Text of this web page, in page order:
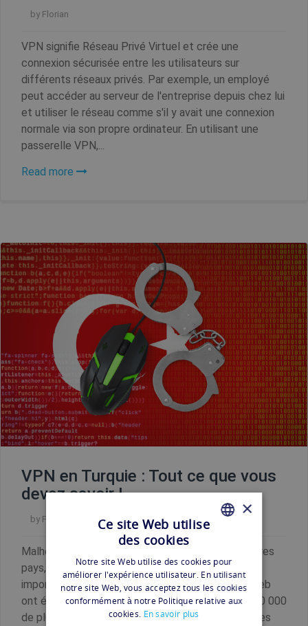
by Florian
VPN signifie Réseau Privé Virtuel et crée une
connexion sécurisée entre les utilisateurs sur
différents réseaux privés. Par exemple, un employé
peut accéder au serveur de l'entreprise depuis chez lui
et utiliser le réseau comme s'il y avait une connexion
normale via son propre ordinateur. En utilisant une
passerelle VPN,...
Read more
VPN en Turquie : Tout ce que vous
devez savoir !
by Florian
Malheureusement, comme en Chine et dans d'autres
pays, la Turquie connaît une censure internet
importante. Depuis 2013, presque 30 000 sites web
ont été bloqués par le gouvernement turc ; soit 10 000
de plus qu'en 2012. À l'été 2015, le nombre de sites
FRENCH
×
Ce site Web utilise
des cookies
Notre site Web utilise des cookies pour
améliorer l'expérience utilisateur. En utilisant
notre site Web, vous acceptez tous les cookies
conformément à notre Politique relative aux
cookies. En savoir plus